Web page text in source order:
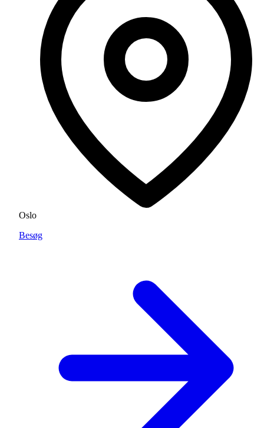
Oslo
Besøg